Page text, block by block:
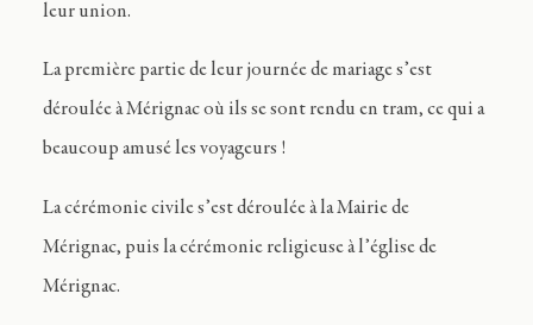
leur union.
La première partie de leur journée de mariage s’est
déroulée à Mérignac où ils se sont rendu en tram, ce qui a
beaucoup amusé les voyageurs !
La cérémonie civile s’est déroulée à la Mairie de
Mérignac, puis la cérémonie religieuse à l’église de
Mérignac.